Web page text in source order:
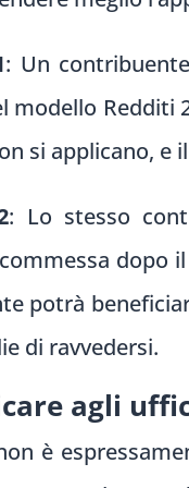
: Un
modello Redditi
si applicano, e
: Lo stesso
dopo
potrà
di ravvedersi.
agli
è